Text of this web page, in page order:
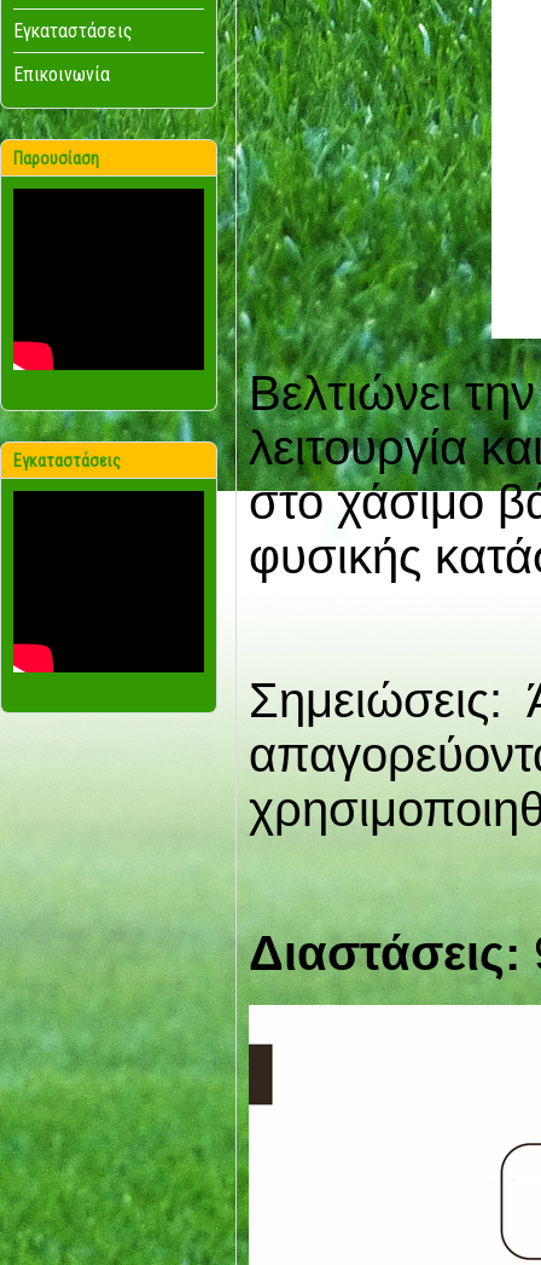
Εγκαταστάσεις
Επικοινωνία
Παρουσίαση
Εγκαταστάσεις
Βελτιώνει
λειτουργία
στο χάσιμο
φυσικής
Σημειώσεις:
Διαστάσεις: